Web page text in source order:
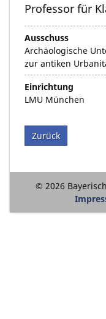
Professor für
Ausschuss
Archäologische
zur antiken
Einrichtung
LMU München
Zurück
© 2026